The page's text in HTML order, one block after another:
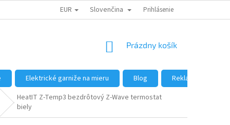
DÔVODY NÁKUPU U NÁS AKO NAKUPOVAŤ VEĽKOOBCHOD
EUR Slovenčina Prihlásenie
NÁKUPNÝ
Prázdny košík
Elektrické garniže na mieru Blog
Reklamácie a
HeatIT Z-Temp3 bezdrôtový Z-Wave termostat
biely